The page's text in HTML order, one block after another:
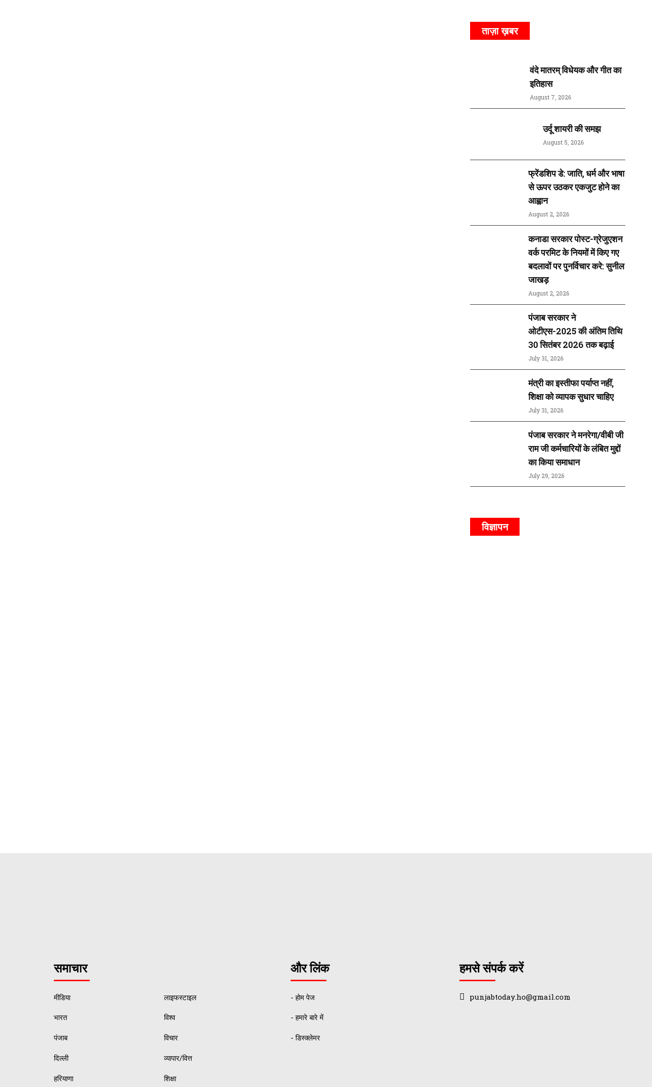
ताज़ा ख़बर
वंदे मातरम् विधेयक और गीत का
इतिहास
August 7, 2026
उर्दू शायरी की समझ
August 5, 2026
फ्रेंडशिप डे: जाति, धर्म और भाषा
से ऊपर उठकर एकजुट होने का
आह्वान
August 2, 2026
कनाडा सरकार पोस्ट-ग्रेजुएशन
वर्क परमिट के नियमों में किए गए
बदलावों पर पुनर्विचार करे: सुनील
जाखड़
August 2, 2026
पंजाब सरकार ने
ओटीएस-2025 की अंतिम तिथि
30 सितंबर 2026 तक बढ़ाई
July 31, 2026
मंत्री का इस्तीफा पर्याप्त नहीं,
शिक्षा को व्यापक सुधार चाहिए
July 31, 2026
पंजाब सरकार ने मनरेगा/वीबी जी
राम जी कर्मचारियों के लंबित मुद्दों
का किया समाधान
July 29, 2026
विज्ञापन
समाचार
मीडिया
भारत
पंजाब
दिल्ली
हरियाणा
लाइफस्टाइल
विश्व
विचार
व्यापार/वित्त
शिक्षा
और लिंक
- होम पेज
- हमारे बारे में
- डिस्क्लेमर
हमसे संपर्क करें
punjabtoday.ho@gmail.com